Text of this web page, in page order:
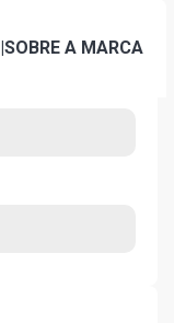
|SOBRE A MARCA